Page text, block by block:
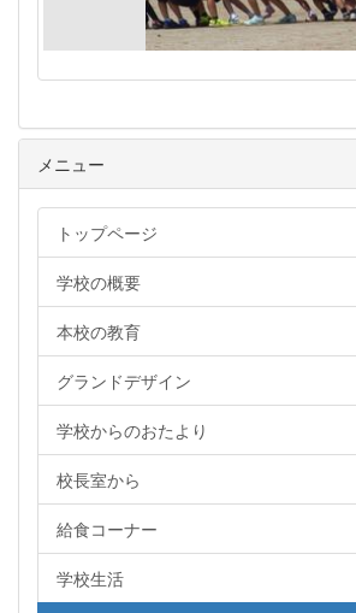
メニュー
トップページ
学校の概要
本校の教育
グランドデザイン
学校からのおたより
校長室から
給食コーナー
学校生活